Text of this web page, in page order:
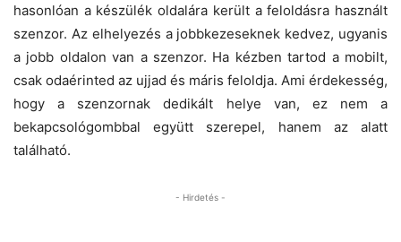
hasonlóan a készülék oldalára került a feloldásra használt
szenzor. Az elhelyezés a jobbkezeseknek kedvez, ugyanis
a jobb oldalon van a szenzor. Ha kézben tartod a mobilt,
csak odaérinted az ujjad és máris feloldja. Ami érdekesség,
hogy a szenzornak dedikált helye van, ez nem a
bekapcsológombbal együtt szerepel, hanem az alatt
található.
- Hirdetés -